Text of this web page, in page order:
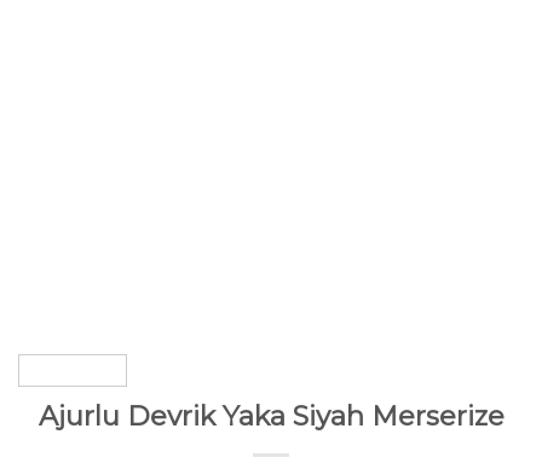
Ajurlu Devrik Yaka Siyah Merserize